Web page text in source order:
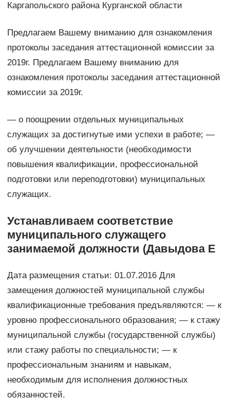
Каргапольского района Курганской области
Предлагаем Вашему вниманию для ознакомления
протоколы заседания аттестационной комиссии за
2019г. Предлагаем Вашему вниманию для
ознакомления протоколы заседания аттестационной
комиссии за 2019г.
— о поощрении отдельных муниципальных
служащих за достигнутые ими успехи в работе; —
об улучшении деятельности (необходимости
повышения квалификации, профессиональной
подготовки или переподготовки) муниципальных
служащих.
Устанавливаем соответствие
муниципального служащего
занимаемой должности (Давыдова Е
Дата размещения статьи: 01.07.2016 Для
замещения должностей муниципальной службы
квалификационные требования предъявляются: — к
уровню профессионального образования; — к стажу
муниципальной службы (государственной службы)
или стажу работы по специальности; — к
профессиональным знаниям и навыкам,
необходимым для исполнения должностных
обязанностей.